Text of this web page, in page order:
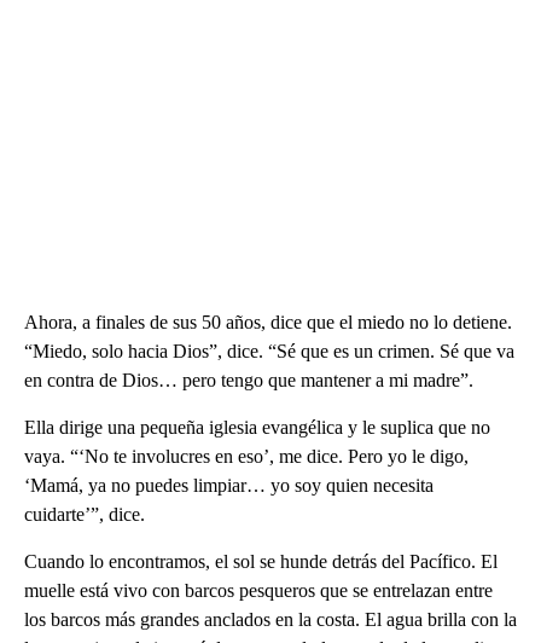
Ahora, a finales de sus 50 años, dice que el miedo no lo detiene.
“Miedo, solo hacia Dios”, dice. “Sé que es un crimen. Sé que va
en contra de Dios… pero tengo que mantener a mi madre”.
Ella dirige una pequeña iglesia evangélica y le suplica que no
vaya. “‘No te involucres en eso’, me dice. Pero yo le digo,
‘Mamá, ya no puedes limpiar… yo soy quien necesita
cuidarte’”, dice.
Cuando lo encontramos, el sol se hunde detrás del Pacífico. El
muelle está vivo con barcos pesqueros que se entrelazan entre
los barcos más grandes anclados en la costa. El agua brilla con la